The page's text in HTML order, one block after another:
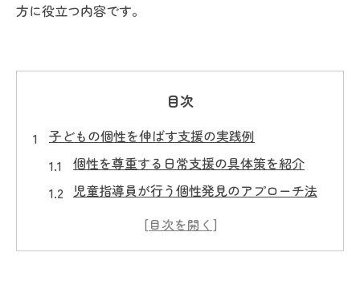
方に役立つ内容です。
目次
子どもの個性を伸ばす支援の実践例
個性を尊重する日常支援の具体策を紹介
児童指導員が行う個性発見のアプローチ法
放課後等デイで活かす個性別サポート事例